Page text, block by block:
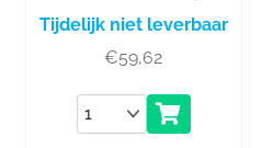
Tijdelijk niet leverbaar
€59,62
Aantal